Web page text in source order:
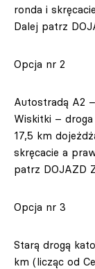
ronda i
Dalej patrz
Opcja nr 2
Autostradą A2
Wiskitki –
17,5 km
skręcacie a
patrz DOJAZD
Opcja nr 3
Starą drogą
km (licząc od